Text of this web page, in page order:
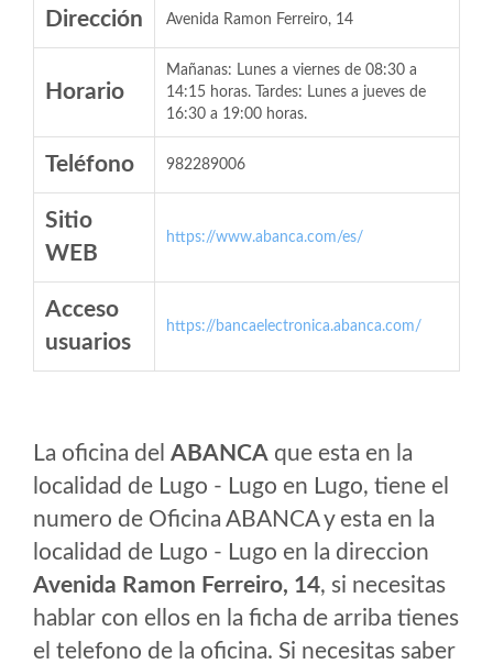
Dirección Avenida Ramon Ferreiro, 14
Horario
Mañanas: Lunes a viernes de 08:30 a
14:15 horas. Tardes: Lunes a jueves de
16:30 a 19:00 horas.
Teléfono 982289006
Sitio
WEB
https://www.abanca.com/es/
Acceso
usuarios
https://bancaelectronica.abanca.com/
La oficina del ABANCA que esta en la
localidad de Lugo - Lugo en Lugo, tiene el
numero de Oficina ABANCA y esta en la
localidad de Lugo - Lugo en la direccion
Avenida Ramon Ferreiro, 14, si necesitas
hablar con ellos en la ficha de arriba tienes
el telefono de la oficina. Si necesitas saber